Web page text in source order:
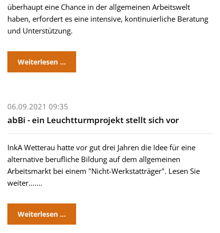
überhaupt eine Chance in der allgemeinen Arbeitswelt
haben, erfordert es eine intensive, kontinuierliche Beratung
und Unterstützung.
Weiterlesen …
06.09.2021 09:35
abBi - ein Leuchtturmprojekt stellt sich vor
InkA Wetterau hatte vor gut drei Jahren die Idee für eine
alternative berufliche Bildung auf dem allgemeinen
Arbeitsmarkt bei einem "Nicht-Werkstatträger". Lesen Sie
weiter.......
Weiterlesen …